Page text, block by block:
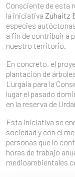
Consciente de esta
la iniciativa Zuhaitz
especies
a fin de contribuir a
nuestro territorio.
En concreto, el
plantación de
Lurgaia para la
lugar el pasado
en la reserva de
Esta iniciativa se
sociedad y con el
personas que lo
horas de trabajo
medioambientales